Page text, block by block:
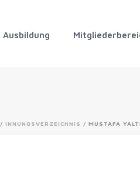
Ausbildung
/ INNUNGSVERZEICHNIS / MUSTAFA YALTI